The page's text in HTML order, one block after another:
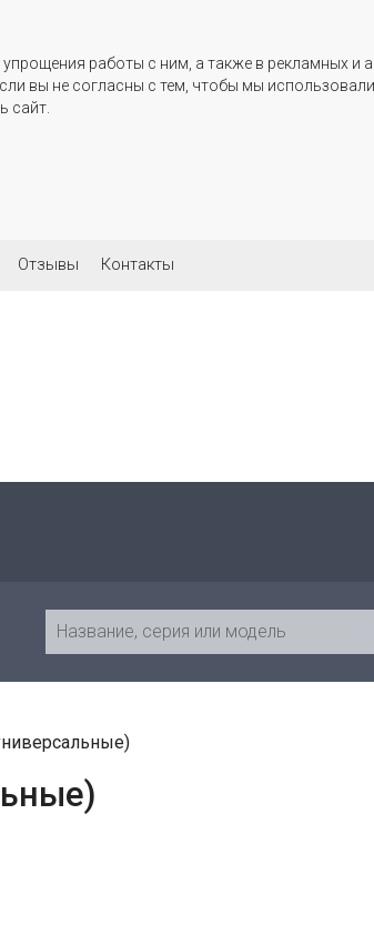
работы с ним, а также в рекламных и
вы не согласны с тем, чтобы мы
сайт.
Отзывы Контакты